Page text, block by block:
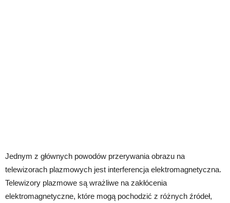
Jednym z głównych powodów przerywania obrazu na
telewizorach plazmowych jest interferencja elektromagnetyczna.
Telewizory plazmowe są wrażliwe na zakłócenia
elektromagnetyczne, które mogą pochodzić z różnych źródeł,